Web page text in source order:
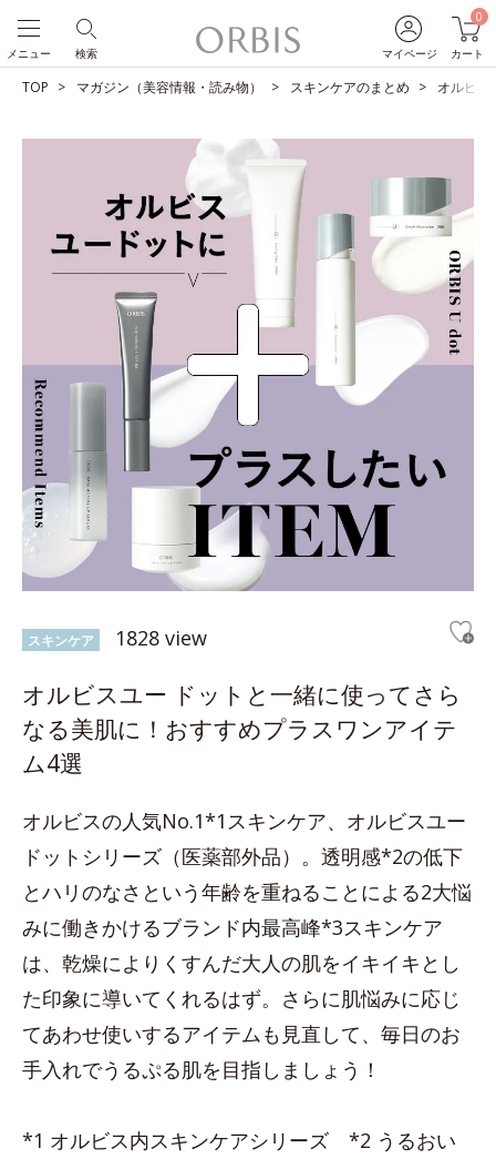
マイページ
0
カート
検索
メニュー
TOP マガジン（美容情報・読み物） スキンケアのまとめ オルビス
スキンケア 1828 view
オルビスユー ドットと一緒に使ってさら
なる美肌に！おすすめプラスワンアイテ
ム4選
オルビスの人気No.1*1スキンケア、オルビスユー
ドットシリーズ（医薬部外品）。透明感*2の低下
とハリのなさという年齢を重ねることによる2大悩
みに働きかけるブランド内最高峰*3スキンケア
は、乾燥によりくすんだ大人の肌をイキイキとし
た印象に導いてくれるはず。さらに肌悩みに応じ
てあわせ使いするアイテムも見直して、毎日のお
手入れでうるぷる肌を目指しましょう！
*1 オルビス内スキンケアシリーズ *2 うるおい